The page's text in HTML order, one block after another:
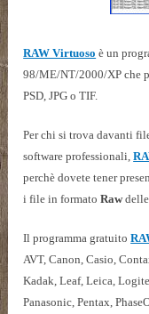
RAW Virtuoso è un
98/ME/NT/2000/XP che
PSD, JPG o TIF.
Per chi si trova davanti
software professionali,
perchè dovete tener
i file in formatoRaw
Il programma gratuito
AVT, Canon, Casio,
Kadak, Leaf, Leica,
Panasonic, Pentax,